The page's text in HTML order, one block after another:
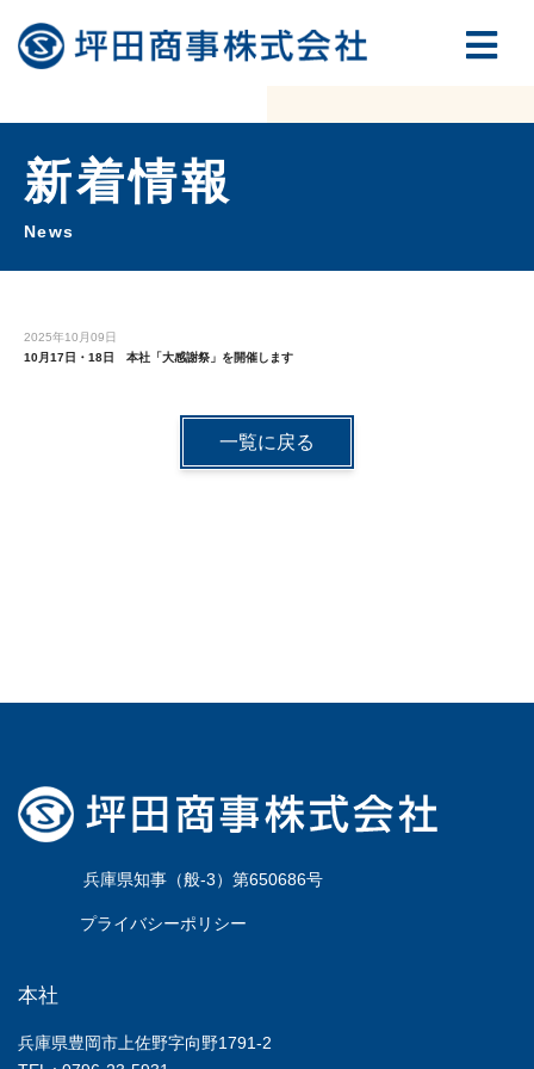
新着情報
News
2025年10月09日
10月17日・18日 本社「大感謝祭」を開催します
一覧に戻る
兵庫県知事（般-3）第650686号
プライバシーポリシー
本社
兵庫県豊岡市上佐野字向野1791-2